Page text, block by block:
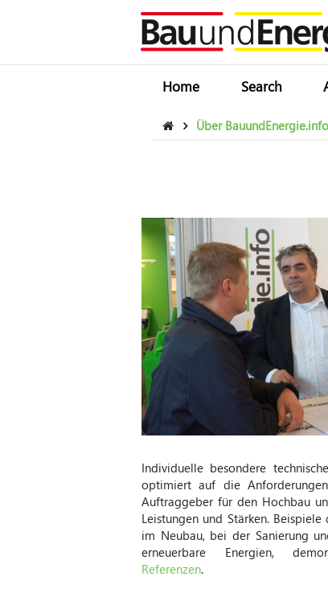
Home Search
Über BauundEnergie.info
Individuelle besondere
optimiert auf die
Auftraggeber für den Hochbau
Leistungen und Stärken.
im Neubau, bei der Sanierung
erneuerbare Energien,
Referenzen.